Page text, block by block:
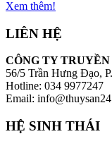
Xem thêm!
LIÊN HỆ
CÔNG TY
56/5 Trần Hưng Đạo,
Hotline: 034 9977247
Email:
HỆ SINH THÁI